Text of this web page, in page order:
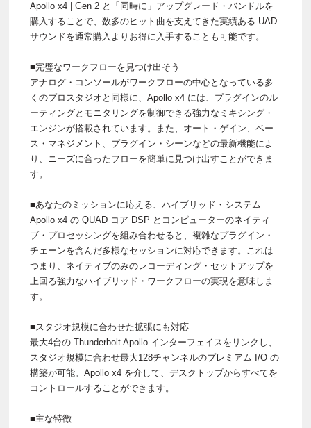
Apollo x4 | Gen 2 と「同時に」アップグレード・バンドルを
購入することで、数多のヒット曲を支えてきた実績ある UAD
サウンドを通常購入よりお得に入手することも可能です。
■完璧なワークフローを見つけ出そう
アナログ・コンソールがワークフローの中心となっている多
くのプロスタジオと同様に、Apollo x4 には、プラグインのル
ーティングとモニタリングを制御できる強力なミキシング・
エンジンが搭載されています。また、オート・ゲイン、ベー
ス・マネジメント、プラグイン・シーンなどの最新機能によ
り、ニーズに合ったフローを簡単に見つけ出すことができま
す。
■あなたのミッションに応える、ハイブリッド・システム
Apollo x4 の QUAD コア DSP とコンピューターのネイティ
ブ・プロセッシングを組み合わせると、複雑なプラグイン・
チェーンを含んだ多様なセッションに対応できます。これは
つまり、ネイティブのみのレコーディング・セットアップを
上回る強力なハイブリッド・ワークフローの実現を意味しま
す。
■スタジオ規模に合わせた拡張にも対応
最大4台の Thunderbolt Apollo インターフェイスをリンクし、
スタジオ規模に合わせ最大128チャンネルのプレミアム I/O の
構築が可能。Apollo x4 を介して、デスクトップからすべてを
コントロールすることができます。
■主な特徴